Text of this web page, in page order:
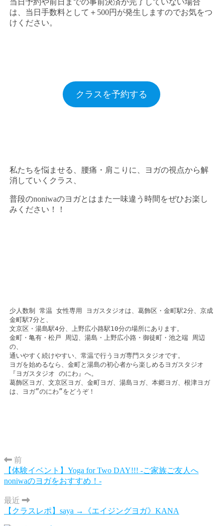
当日予約や前日までの事前決済が完了していない場合
は、当日手数料として＋500円が発生しますのでお気をつ
けください。
クラスを予約する
私たちを悩ませる、腰痛・肩こりに、ヨガの視点から解
消していくクラス、
普段のnoniwaのヨガとはまた一味違う時間をぜひお楽し
みください！！
少人数制 常温 女性専用 ヨガスタジオは、葛飾区・金町駅2分、京成
金町駅7分と、
文京区・湯島駅4分、上野広小路駅10分の場所にあります。
金町・亀有・松戸 周辺、湯島・上野広小路・御徒町・池之端 周辺
の、
通いやすく続けやすい、常温で行うヨガ専門スタジオです。
ヨガを始めるなら、金町と湯島の初心者から楽しめるヨガスタジオ
『ヨガスタジオ のにわ』へ。
葛飾区ヨガ、文京区ヨガ、金町ヨガ、湯島ヨガ、本郷ヨガ、根津ヨガ
は、ヨガ”のにわ”をどうぞ！
前
【体験イベント】Yoga for Two DAY!!! -ご家族ご友人へ
noniwaのヨガをおすすめ！-
最近
【クラスレポ】saya →《エイジングヨガ》KANA